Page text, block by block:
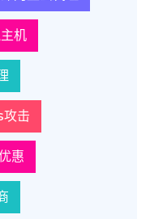
机
击
惠